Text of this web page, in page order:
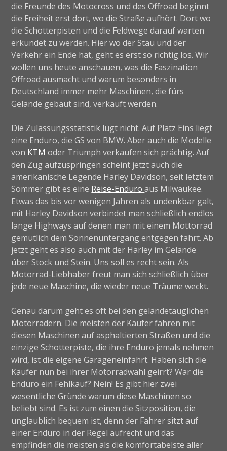
die Freunde des Motocross und des Offroad beginnt
die Freiheit erst dort, wo die Straße aufhört. Dort wo
die Schotterpisten und die Feldwege darauf warten
erkundet zu werden. Hier wo der Stau und der
Verkehr ein Ende hat, geht es erst so richtig los. Wir
wollen uns heute anschauen, was die Faszination
Offroad ausmacht und warum besonders in
Deutschland immer mehr Maschinen, die fürs
Gelände gebaut sind, verkauft werden.
Die Zulassungsstatistik lügt nicht. Auf Platz Eins liegt
eine Enduro, die GS von BMW. Aber auch die Modelle
von KTM oder Triumph verkaufen sich prächtig. Auf
den Zug aufzuspringen scheint jetzt auch die
amerikanische Legende Harley Davidson, seit letztem
Sommer gibt es eine Reise-Enduroaus Milwaukee.
Etwas das bis vor wenigen Jahren als undenkbar galt,
mit Harley Davidson verbindet man schließlich endlos
lange Highways auf denen man mit einem Mottorrad
gemütlich dem Sonnenuntergang entgegen fährt. Ab
jetzt geht es also auch mit der Harley im Gelände
über Stock und Stein. Uns soll es recht sein. Als
Motorrad-Liebhaber freut man sich schließlich über
jede neue Maschine, die wieder neue Träume weckt.
Genau darum geht es oft bei den geländetauglichen
Motorrädern. Die meisten der Käufer fahren mit
diesen Maschinen auf asphaltierten Straßen und die
einzige Schotterpiste, die ihre Enduro jemals nehmen
wird, ist die eigene Garageneinfahrt. Haben sich die
Käufer nun bei ihrer Motorradwahl geirrt? War die
Enduro ein Fehlkauf? Nein! Es gibt hier zwei
wesentliche Gründe warum diese Maschinen so
beliebt sind. Es ist zum einen die Sitzposition, die
unglaublich bequem ist, denn der Fahrer sitzt auf
einer Enduro in der Regel aufrecht und das
empfinden die meisten als die komfortabelste aller